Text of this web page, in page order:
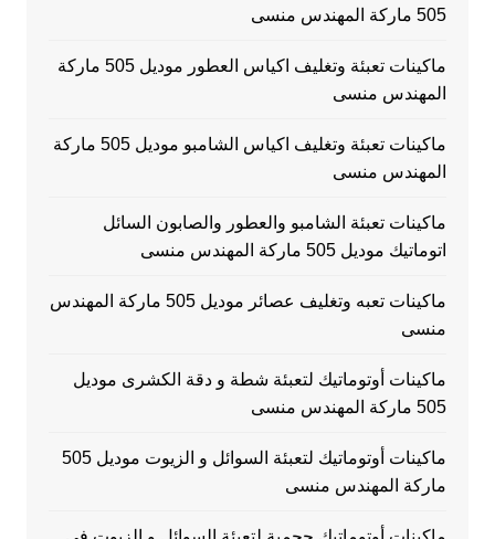
505 ماركة المهندس منسى
ماكينات تعبئة وتغليف اكياس العطور موديل 505 ماركة
المهندس منسى
ماكينات تعبئة وتغليف اكياس الشامبو موديل 505 ماركة
المهندس منسى
ماكينات تعبئة الشامبو والعطور والصابون السائل
اتوماتيك موديل 505 ماركة المهندس منسى
ماكينات تعبه وتغليف عصائر موديل 505 ماركة المهندس
منسى
ماكينات أوتوماتيك لتعبئة شطة و دقة الكشرى موديل
505 ماركة المهندس منسى
ماكينات أوتوماتيك لتعبئة السوائل و الزيوت موديل 505
ماركة المهندس منسى